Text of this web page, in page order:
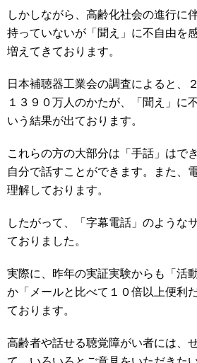
しかしながら、高齢化社会の進行に
持っていないが「聞え」に不自由を
増えてきております。
日本補聴器工業会の調査によると、
１３９０万人のかたが、「聞え」に
いう結果が出ております。
これらの方の大部分は「手話」はで
自分で話すことができます。また、
理解しております。
したがって、「字幕電話」のような
ておりました。
実際に、昨年の実証実験からも「活
か「メールと比べて１０倍以上便利
ております。
高齢者や話せる聴覚障がい者には、